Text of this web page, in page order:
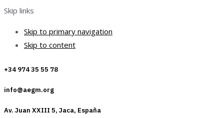
Skip links
Skip to primary navigation
Skip to content
+34 974 35 55 78
info@aegm.org
Av. Juan XXIII 5, Jaca, España